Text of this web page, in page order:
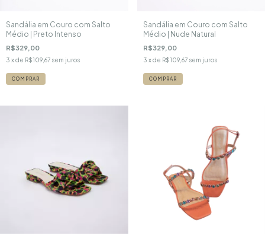
Sandália em Couro com Salto
Médio | Preto Intenso
R$329,00
3 x de R$109,67 sem juros
COMPRAR
Sandália em Couro com Salto
Médio | Nude Natural
R$329,00
3 x de R$109,67 sem juros
COMPRAR